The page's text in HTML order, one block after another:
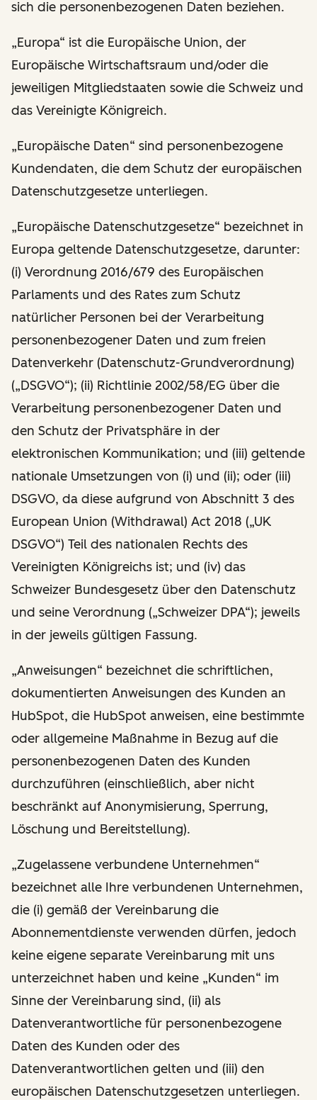
sich die personenbezogenen Daten beziehen.
„Europa“ ist die Europäische Union, der
Europäische Wirtschaftsraum und/oder die
jeweiligen Mitgliedstaaten sowie die Schweiz und
das Vereinigte Königreich.
„Europäische Daten“ sind personenbezogene
Kundendaten, die dem Schutz der europäischen
Datenschutzgesetze unterliegen.
„Europäische Datenschutzgesetze“ bezeichnet in
Europa geltende Datenschutzgesetze, darunter:
(i) Verordnung 2016/679 des Europäischen
Parlaments und des Rates zum Schutz
natürlicher Personen bei der Verarbeitung
personenbezogener Daten und zum freien
Datenverkehr (Datenschutz-Grundverordnung)
(„DSGVO“); (ii) Richtlinie 2002/58/EG über die
Verarbeitung personenbezogener Daten und
den Schutz der Privatsphäre in der
elektronischen Kommunikation; und (iii) geltende
nationale Umsetzungen von (i) und (ii); oder (iii)
DSGVO, da diese aufgrund von Abschnitt 3 des
European Union (Withdrawal) Act 2018 („UK
DSGVO“) Teil des nationalen Rechts des
Vereinigten Königreichs ist; und (iv) das
Schweizer Bundesgesetz über den Datenschutz
und seine Verordnung („Schweizer DPA“); jeweils
in der jeweils gültigen Fassung.
„Anweisungen“ bezeichnet die schriftlichen,
dokumentierten Anweisungen des Kunden an
HubSpot, die HubSpot anweisen, eine bestimmte
oder allgemeine Maßnahme in Bezug auf die
personenbezogenen Daten des Kunden
durchzuführen (einschließlich, aber nicht
beschränkt auf Anonymisierung, Sperrung,
Löschung und Bereitstellung).
„Zugelassene verbundene Unternehmen“
bezeichnet alle Ihre verbundenen Unternehmen,
die (i) gemäß der Vereinbarung die
Abonnementdienste verwenden dürfen, jedoch
keine eigene separate Vereinbarung mit uns
unterzeichnet haben und keine „Kunden“ im
Sinne der Vereinbarung sind, (ii) als
Datenverantwortliche für personenbezogene
Daten des Kunden oder des
Datenverantwortlichen gelten und (iii) den
europäischen Datenschutzgesetzen unterliegen.